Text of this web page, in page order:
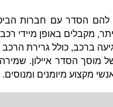
להם הסדר עם חברות
מקבלים באופן מיידי רכב
הסדר איילון. שמירה
מקצוע מיומנים ומנוסים.